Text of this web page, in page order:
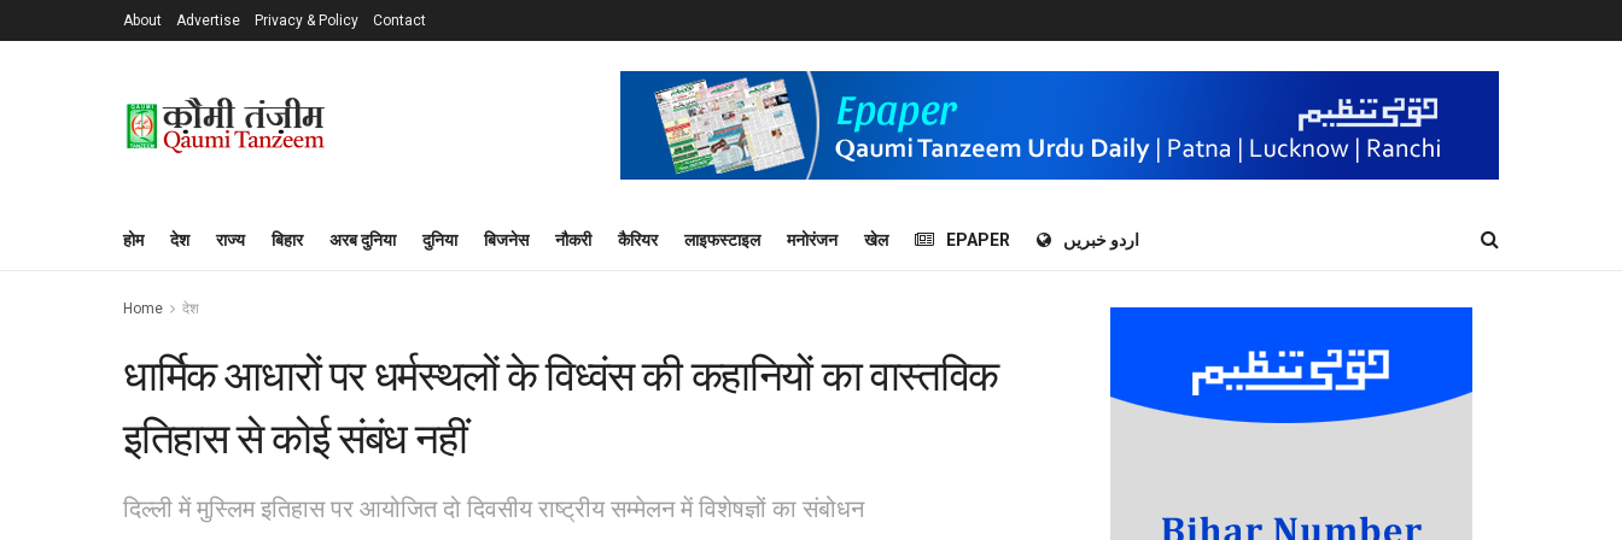
About Advertise Privacy & Policy Contact
होम देश राज्य बिहार अरब दुनिया दुनिया बिजनेस नौकरी कैरियर लाइफस्टाइल मनोरंजन खेल EPAPER اردو خبریں
Home देश
धार्मिक आधारों पर धर्मस्थलों के विध्वंस की कहानियों का वास्तविक
इतिहास से कोई संबंध नहीं
दिल्ली में मुस्लिम इतिहास पर आयोजित दो दिवसीय राष्ट्रीय सम्मेलन में विशेषज्ञों का संबोधन